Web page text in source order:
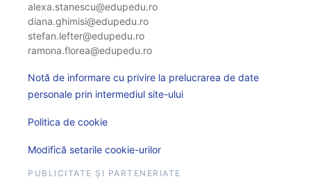
alexa.stanescu@edupedu.ro
diana.ghimisi@edupedu.ro
stefan.lefter@edupedu.ro
ramona.florea@edupedu.ro
Notă de informare cu privire la prelucrarea de date
personale prin intermediul site-ului
Politica de cookie
Modifică setarile cookie-urilor
PUBLICITATE ȘI PARTENERIATE